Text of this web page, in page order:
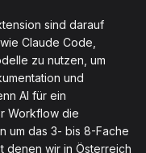
sind darauf
Claude Code,
zu nutzen, um
und
AI für ein
Workflow die
um das 3- bis 8-Fache
denen wir in Österreich